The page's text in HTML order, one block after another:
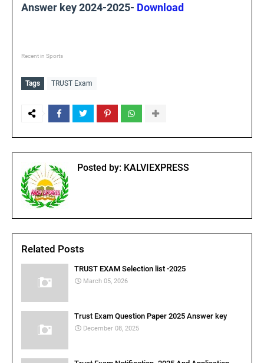
Answer key 2024-2025- Download
Recent in Sports
Tags TRUST Exam
Posted by: KALVIEXPRESS
Related Posts
TRUST EXAM Selection list -2025
March 05, 2026
Trust Exam Question Paper 2025 Answer key
December 08, 2025